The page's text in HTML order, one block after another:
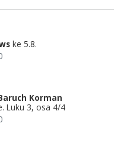
ke 5.8.
Korman
Luku 3, osa 4/4